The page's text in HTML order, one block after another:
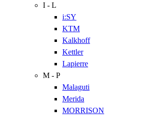
I - L
i:SY
KTM
Kalkhoff
Kettler
Lapierre
M - P
Malaguti
Merida
MORRISON